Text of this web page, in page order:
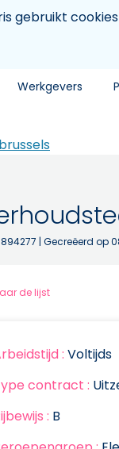
gebruikt
Werkgevers
| Gecreëerd op
de lijst
: Voltijds
contract :
: B